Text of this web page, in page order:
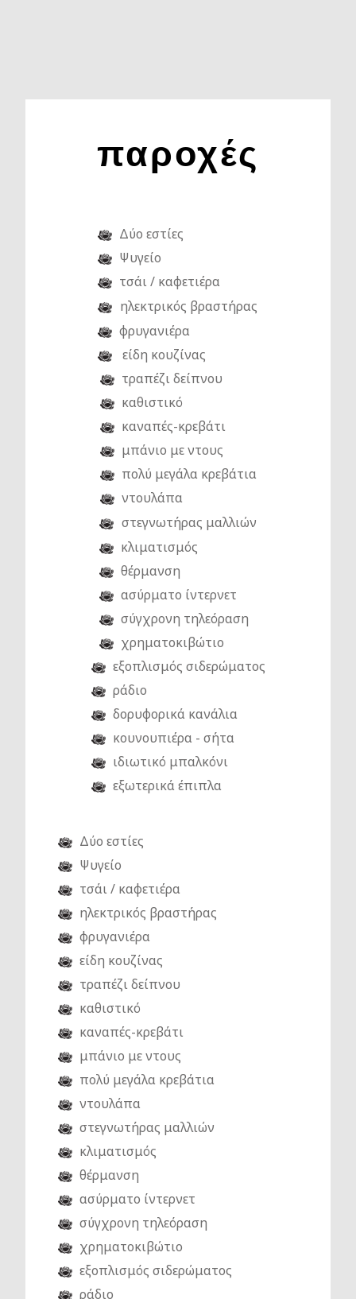
παροχές
Δύο εστίες
Ψυγείο
τσάι / καφετιέρα
ηλεκτρικός βραστήρας
φρυγανιέρα
είδη κουζίνας
τραπέζι δείπνου
καθιστικό
καναπές-κρεβάτι
μπάνιο με ντους
πολύ μεγάλα κρεβάτια
ντουλάπα
στεγνωτήρας μαλλιών
κλιματισμός
θέρμανση
ασύρματο ίντερνετ
σύγχρονη τηλεόραση
χρηματοκιβώτιο
εξοπλισμός σιδερώματος
ράδιο
δορυφορικά κανάλια
κουνουπιέρα - σήτα
ιδιωτικό μπαλκόνι
εξωτερικά έπιπλα
Δύο εστίες
Ψυγείο
τσάι / καφετιέρα
ηλεκτρικός βραστήρας
φρυγανιέρα
είδη κουζίνας
τραπέζι δείπνου
καθιστικό
καναπές-κρεβάτι
μπάνιο με ντους
πολύ μεγάλα κρεβάτια
ντουλάπα
στεγνωτήρας μαλλιών
κλιματισμός
θέρμανση
ασύρματο ίντερνετ
σύγχρονη τηλεόραση
χρηματοκιβώτιο
εξοπλισμός σιδερώματος
ράδιο